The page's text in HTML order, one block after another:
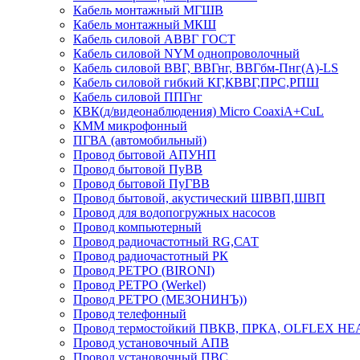
Кабель монтажный МГШВ
Кабель монтажный МКШ
Кабель силовой АВВГ ГОСТ
Кабель силовой NYM однопроволочный
Кабель силовой ВВГ, ВВГнг, ВВГбм-Пнг(А)-LS
Кабель силовой гибкий КГ,КВВГ,ПРС,РПШ
Кабель силовой ППГнг
КВК(д/видеонаблюдения) Micro CoaxiA+CuL
КММ микрофонный
ПГВА (автомобильный)
Провод бытовой АПУНП
Провод бытовой ПуВВ
Провод бытовой ПуГВВ
Провод бытовой, акустический ШВВП,ШВП
Провод для водопогружных насосов
Провод компьютерный
Провод радиочастотный RG,САТ
Провод радиочастотный РК
Провод РЕТРО (BIRONI)
Провод РЕТРО (Werkel)
Провод РЕТРО (МЕЗОНИНЪ))
Провод телефонный
Провод термостойкий ПВКВ, ПРКА, OLFLEX
Провод установочный АПВ